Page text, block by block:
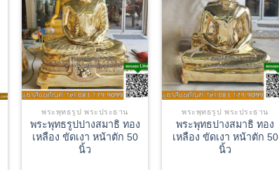
พระพุทธรูป พระประธาน
พระพุทธรูปปางสมาธิ ทอง
เหลือง ขัดเงา หน้าตัก 50
นิ้ว
พระพุทธรูป พระประธาน
พระพุทธปางสมาธิ ทอง
เหลือง ขัดเงา หน้าตัก 50
นิ้ว